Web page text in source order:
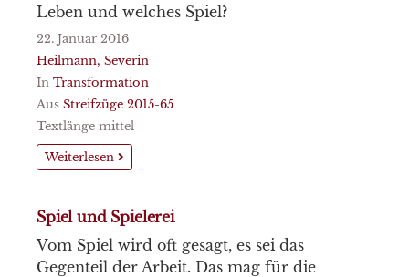
Leben und welches Spiel?
22. Januar 2016
Heilmann, Severin
In Transformation
Aus Streifzüge 2015-65
Textlänge mittel
Weiterlesen
Spiel und Spielerei
Vom Spiel wird oft gesagt, es sei das
Gegenteil der Arbeit. Das mag für die